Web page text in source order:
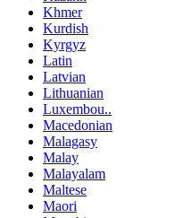
Khmer
Kurdish
Kyrgyz
Latin
Latvian
Lithuanian
Luxembou..
Macedonian
Malagasy
Malay
Malayalam
Maltese
Maori